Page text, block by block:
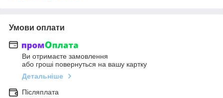
Умови оплати
Ви отримаєте замовлення
або гроші повернуться на вашу картку
Детальніше
Післяплата